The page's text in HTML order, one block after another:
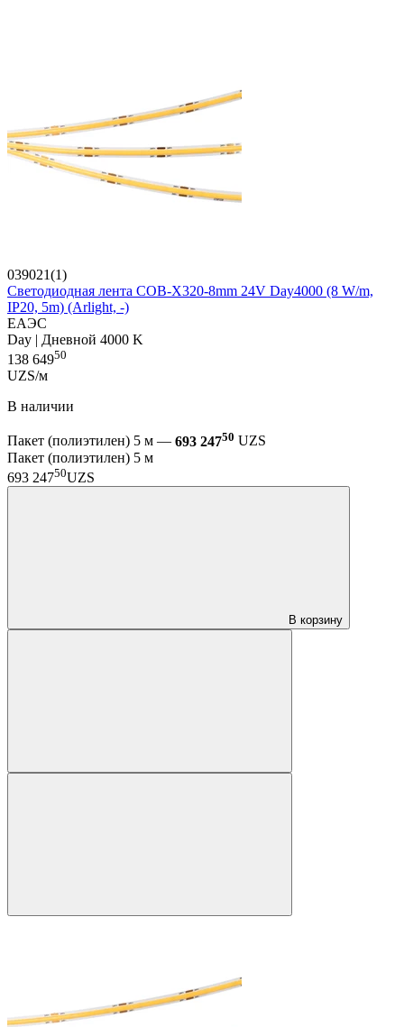
039021(1)
Светодиодная лента COB-X320-8mm 24V Day4000 (8 W/m,
IP20, 5m) (Arlight, -)
ЕАЭС
Day | Дневной 4000 K
138 64950
UZS/м
В наличии
Пакет (полиэтилен) 5 м — 693 24750 UZS
Пакет (полиэтилен) 5 м
693 24750UZS
В корзину